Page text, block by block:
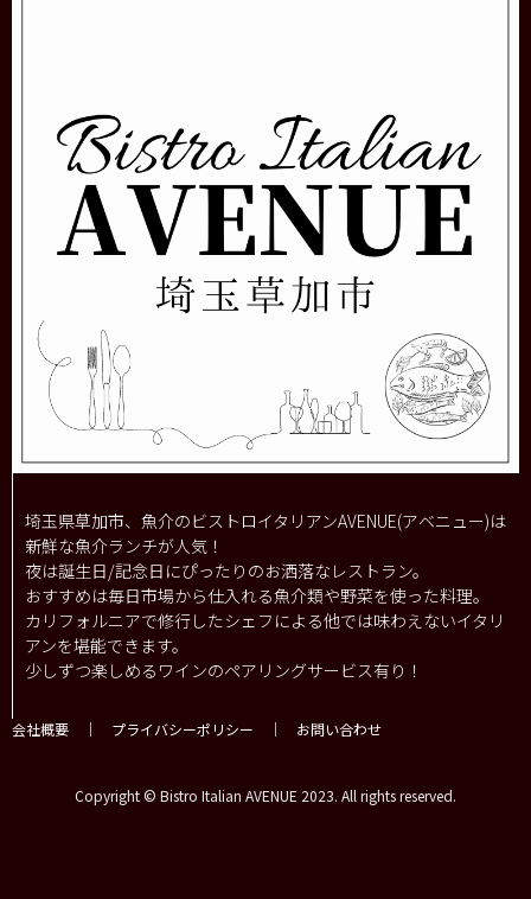
埼玉県草加市、魚介のビストロイタリアンAVENUE(アベニュー)は
新鮮な魚介ランチが人気！
夜は誕生日/記念日にぴったりのお洒落なレストラン。
おすすめは毎日市場から仕入れる魚介類や野菜を使った料理。
カリフォルニアで修行したシェフによる他では味わえないイタリ
アンを堪能できます。
少しずつ楽しめるワインのペアリングサービス有り！
会社概要 ｜ プライバシーポリシー ｜ お問い合わせ
Copyright © Bistro Italian AVENUE 2023. All rights reserved.